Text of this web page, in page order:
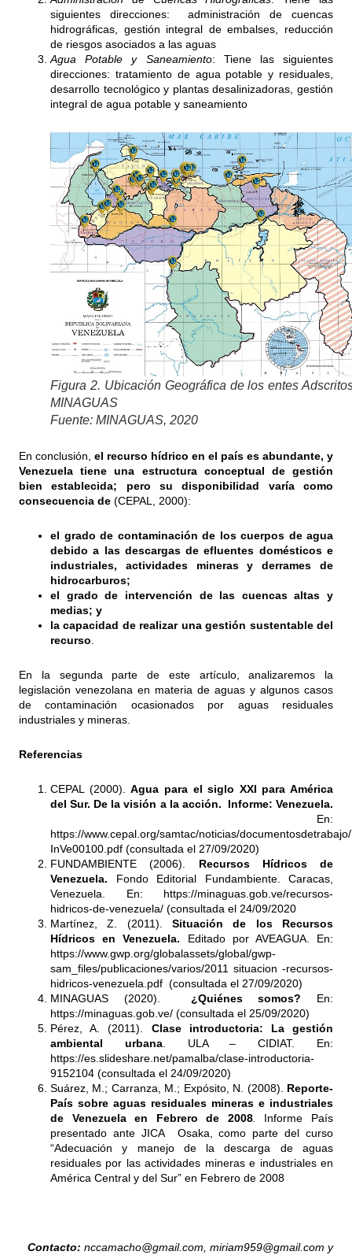
siguientes direcciones: administración de cuencas
hidrográficas, gestión integral de embalses, reducción
de riesgos asociados a las aguas
Agua Potable y Saneamiento: Tiene las siguientes
direcciones: tratamiento de agua potable y residuales,
desarrollo tecnológico y plantas desalinizadoras, gestión
integral de agua potable y saneamiento
Figura 2. Ubicación Geográfica de los entes
MINAGUAS
Fuente: MINAGUAS, 2020
En conclusión, el recurso hídrico en el país es abundante, y
Venezuela tiene una estructura conceptual de gestión
bien establecida; pero su disponibilidad varía como
consecuencia de (CEPAL, 2000):
el grado de contaminación de los cuerpos de agua
debido a las descargas de efluentes domésticos e
industriales, actividades mineras y derrames de
hidrocarburos;
el grado de intervención de las cuencas altas y
medias; y
la capacidad de realizar una gestión sustentable del
recurso.
En la segunda parte de este artículo, analizaremos la
legislación venezolana en materia de aguas y algunos casos
de contaminación ocasionados por aguas residuales
industriales y mineras.
Referencias
CEPAL (2000).Agua para el siglo XXI para América
del Sur. De la visión a la acción. Informe: Venezuela.
En:
https://www.cepal.org/samtac/noticias/
InVe00100.pdf (consultada el 27/09/2020)
FUNDAMBIENTE (2006). Recursos Hídricos de
Venezuela. Fondo Editorial Fundambiente. Caracas,
Venezuela. En: https://minaguas.gob.ve/recursos-
hidricos-de-venezuela/ (consultada el 24/09/2020
Martínez, Z. (2011). Situación de los Recursos
Hídricos en Venezuela. Editado por AVEAGUA. En:
https://www.gwp.org/globalassets/global/gwp-
sam_files/publicaciones/varios/2011 situacion -recursos-
hidricos-venezuela.pdf (consultada el 27/09/2020)
MINAGUAS (2020). ¿Quiénes somos? En:
https://minaguas.gob.ve/ (consultada el 25/09/2020)
Pérez, A. (2011). Clase introductoria: La gestión
ambiental urbana. ULA – CIDIAT. En:
https://es.slideshare.net/pamalba/clase-introductoria-
9152104 (consultada el 24/09/2020)
Suárez, M.; Carranza, M.; Expósito, N. (2008). Reporte-
País sobre aguas residuales mineras e industriales
de Venezuela en Febrero de 2008. Informe País
presentado ante JICA Osaka, como parte del curso
“Adecuación y manejo de la descarga de aguas
residuales por las actividades mineras e industriales en
América Central y del Sur” en Febrero de 2008
Contacto: nccamacho@gmail.com, miriam959@gmail.com y